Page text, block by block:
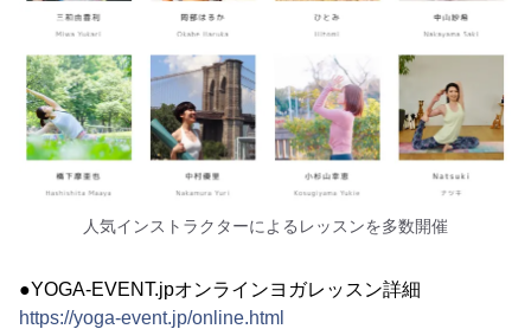
人気インストラクターによるレッスンを多数開催
●YOGA-EVENT.jpオンラインヨガレッスン詳細
https://yoga-event.jp/online.html